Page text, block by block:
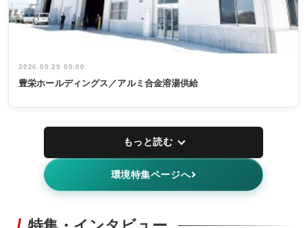
2026.05.29 05:00
豊栄ホールディングス／アルミ合金溶湯供給
もっと読む
環境特集ページへ